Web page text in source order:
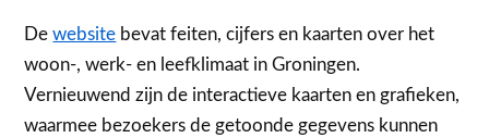
Dewebsite bevat feiten, cijfers en kaarten over het
woon-, werk- en leefklimaat in Groningen.
Vernieuwend zijn de interactieve kaarten en grafieken,
waarmee bezoekers de getoonde gegevens kunnen